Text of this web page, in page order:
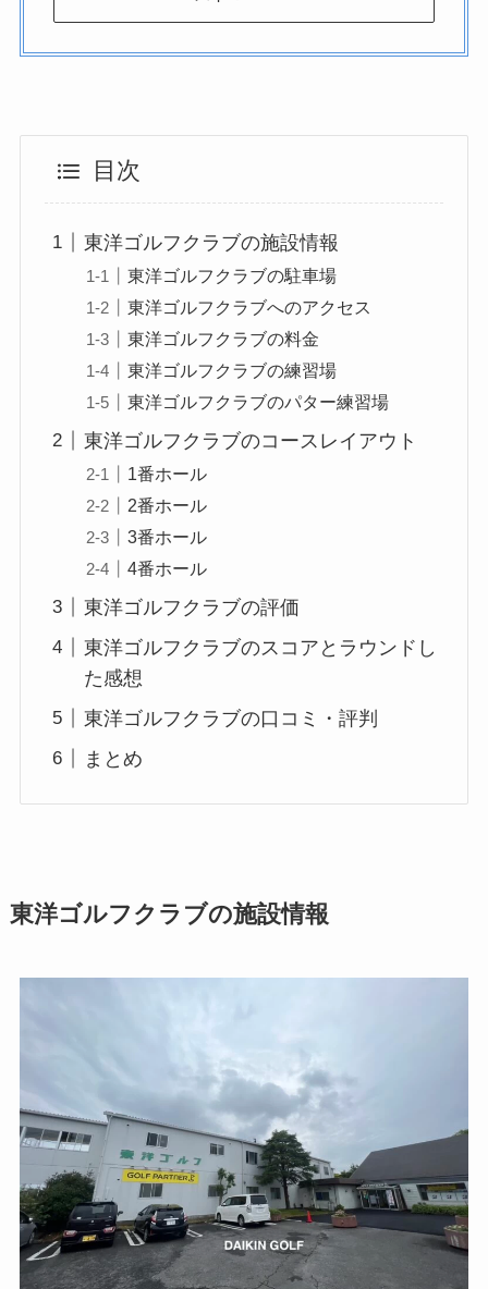
目次
東洋ゴルフクラブの施設情報
東洋ゴルフクラブの駐車場
東洋ゴルフクラブへのアクセス
東洋ゴルフクラブの料金
東洋ゴルフクラブの練習場
東洋ゴルフクラブのパター練習場
東洋ゴルフクラブのコースレイアウト
1番ホール
2番ホール
3番ホール
4番ホール
東洋ゴルフクラブの評価
東洋ゴルフクラブのスコアとラウンドし
た感想
東洋ゴルフクラブの口コミ・評判
まとめ
東洋ゴルフクラブの施設情報